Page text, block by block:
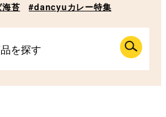
苔
#dancyuカレー特集